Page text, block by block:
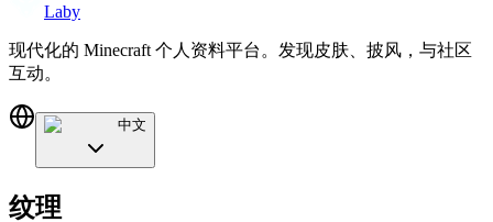
Laby
现代化的 Minecraft 个人资料平台。发现皮肤、披风，与社区
互动。
中文
纹理